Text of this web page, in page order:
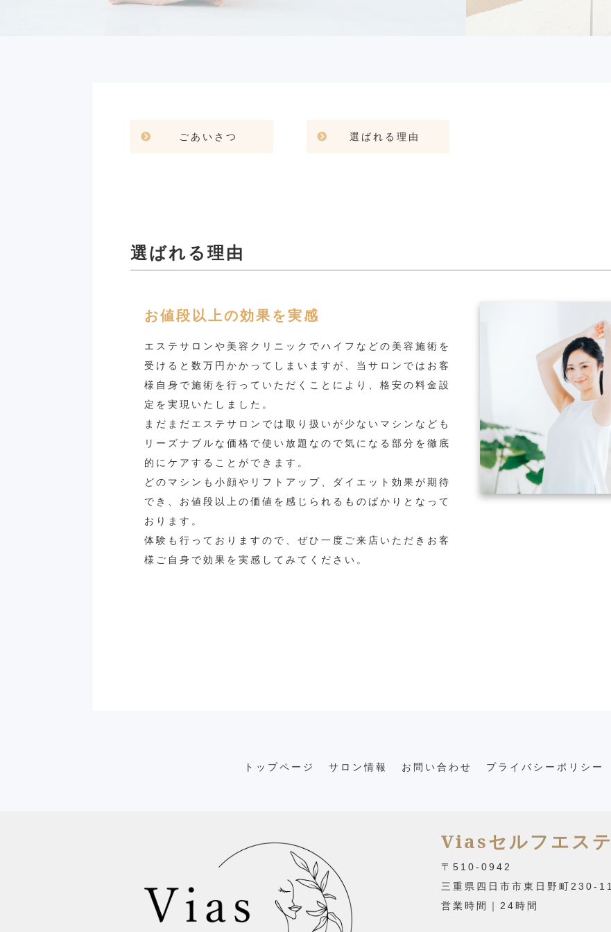
ごあいさつ 選ばれる理由
選ばれる理由
お値段以上の効果を実感
エステサロンや美容クリニックでハイフなどの美容施術を
受けると数万円かかってしまいますが、当サロンではお客
様自身で施術を行っていただくことにより、格安の料金設
定を実現いたしました。
まだまだエステサロンでは取り扱いが少ないマシンなども
リーズナブルな価格で使い放題なので気になる部分を徹底
的にケアすることができます。
どのマシンも小顔やリフトアップ、ダイエット効果が期待
でき、お値段以上の価値を感じられるものばかりとなって
おります。
体験も行っておりますので、ぜひ一度ご来店いただきお客
様ご自身で効果を実感してみてください。
トップページ サロン情報 お問い合わせ プライバシーポリシー
Viasセルフエステ
〒510-0942
三重県四日市市東日野町230-11
営業時間｜24時間